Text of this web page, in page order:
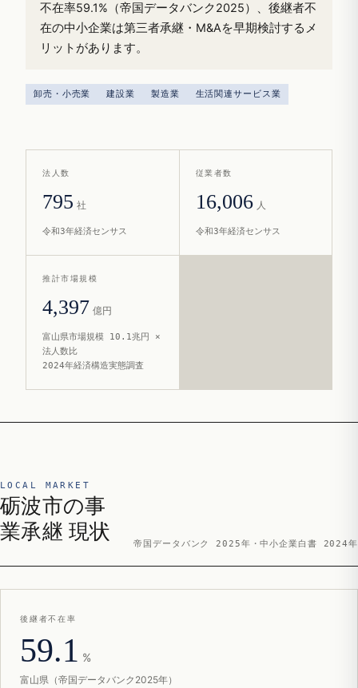
不在率59.1%（帝国データバンク2025）、後継者不
在の中小企業は第三者承継・M&Aを早期検討するメ
リットがあります。
卸売・小売業 建設業 製造業 生活関連サービス業
法人数
795 社
令和3年経済センサス
従業者数
16,006 人
令和3年経済センサス
推計市場規模
4,397 億円
富山県市場規模 10.1兆円 ×
法人数比
2024年経済構造実態調査
LOCAL MARKET
砺波市の事
業承継 現状
帝国データバンク 2025年・中小企業白書 2024年
後継者不在率
59.1 %
富山県（帝国データバンク2025年）